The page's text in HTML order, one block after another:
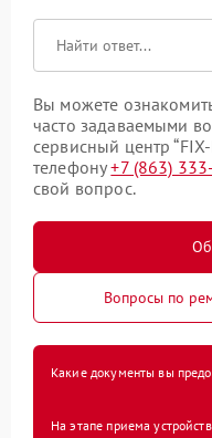
Вы можете
часто задаваемыми
сервисный центр
телефону+7 (863)
свой вопрос.
Вопросы по
Какие документы вы
На этапе приема